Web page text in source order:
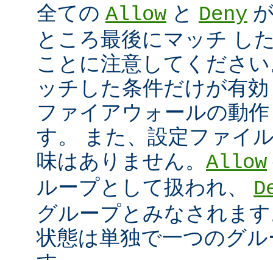
全ての Allow と Deny
ところ最後にマッチ し
ことに注意してくださ
ッチした条件だけが有
ファイアウォールの動
す。 また、設定ファイ
味はありません。 Allow
ループとして扱われ、
グループとみなされま
状態は単独で一つのグ